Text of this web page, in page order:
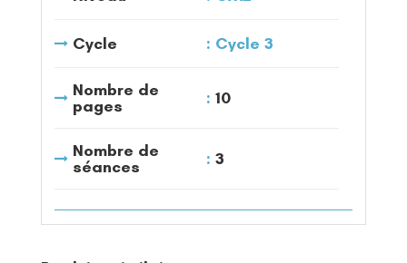
Cycle Cycle 3
Nombre de
pages
10
Nombre de
séances
3